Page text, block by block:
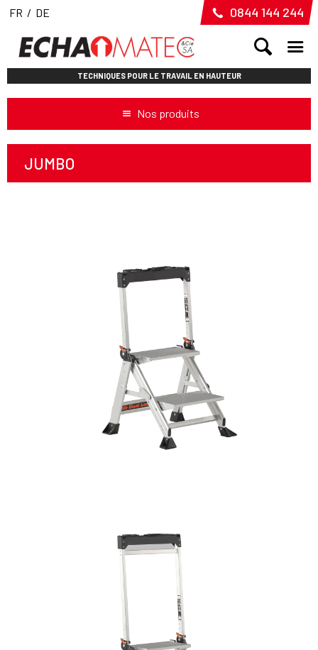
FR / DE 0844 144 244
TECHNIQUES POUR LE TRAVAIL EN HAUTEUR
Nos produits
JUMBO